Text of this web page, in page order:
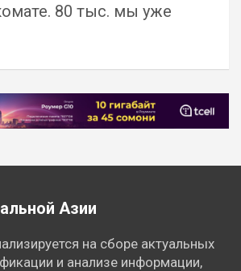
80 тыс. мы уже
Азии
на сборе актуальных
и анализе информации,